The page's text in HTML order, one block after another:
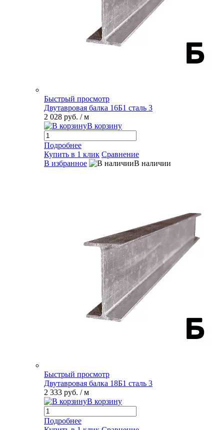
Быстрый просмотр
Двутавровая балка 16Б1 сталь 3
2 028 руб. / м
В корзину
Подробнее
Купить в 1 клик Сравнение
В избранное
В наличии
Быстрый просмотр
Двутавровая балка 18Б1 сталь 3
2 333 руб. / м
В корзину
Подробнее